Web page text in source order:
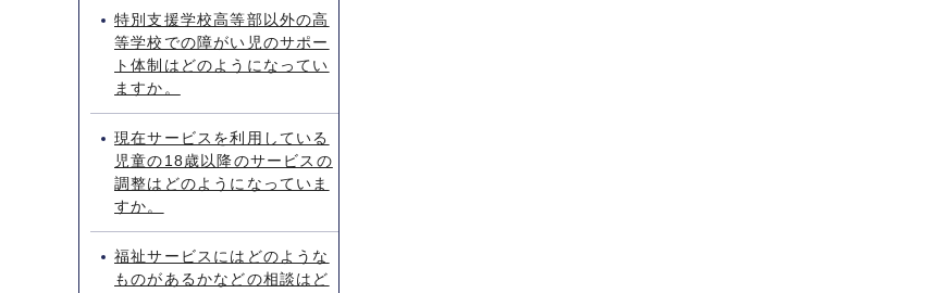
特別支援学校高等部以外の高
等学校での障がい児のサポー
ト体制はどのようになってい
ますか。
現在サービスを利用している
児童の18歳以降のサービスの
調整はどのようになっていま
すか。
福祉サービスにはどのような
ものがあるかなどの相談はど